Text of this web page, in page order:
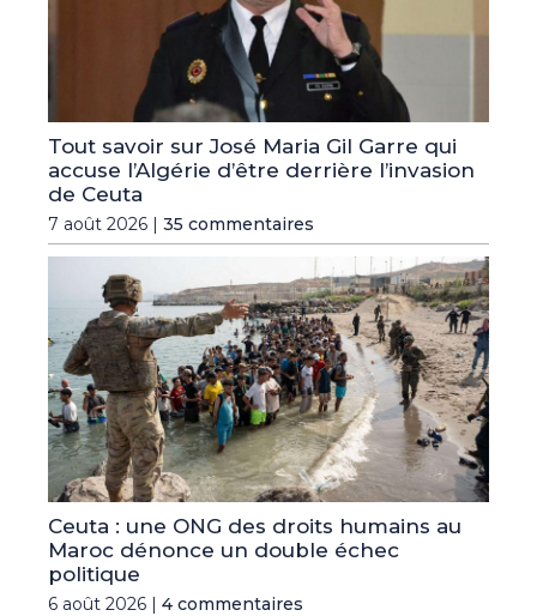
Tout savoir sur José Maria Gil Garre qui
accuse l’Algérie d’être derrière l’invasion
de Ceuta
7 août 2026 | 35 commentaires
Ceuta : une ONG des droits humains au
Maroc dénonce un double échec
politique
6 août 2026 | 4 commentaires